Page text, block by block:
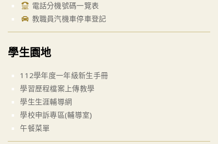
電話分機號碼一覽表
教職員汽機車停車登記
學生園地
112學年度一年級新生手冊
學習歷程檔案上傳教學
學生生涯輔導網
學校申訴專區(輔導室)
午餐菜單